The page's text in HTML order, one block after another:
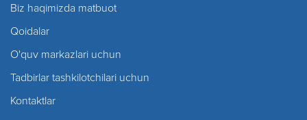
Biz haqimizda matbuot
Qoidalar
O'quv markazlari uchun
Tadbirlar tashkilotchilari uchun
Kontaktlar